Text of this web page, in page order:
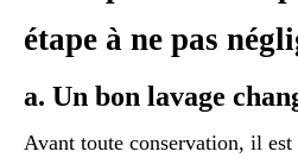
étape à ne pas
a. Un bon lavage
Avant toute conservation, il